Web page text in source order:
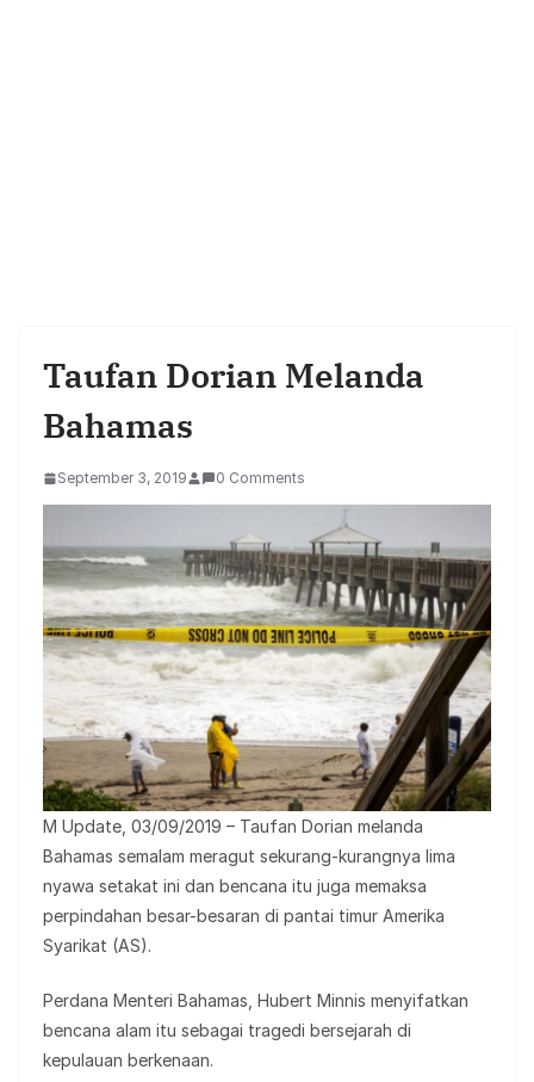
Taufan Dorian Melanda
Bahamas
September 3, 2019 0 Comments
M Update, 03/09/2019 – Taufan Dorian melanda
Bahamas semalam meragut sekurang-kurangnya lima
nyawa setakat ini dan bencana itu juga memaksa
perpindahan besar-besaran di pantai timur Amerika
Syarikat (AS).
Perdana Menteri Bahamas, Hubert Minnis menyifatkan
bencana alam itu sebagai tragedi bersejarah di
kepulauan berkenaan.